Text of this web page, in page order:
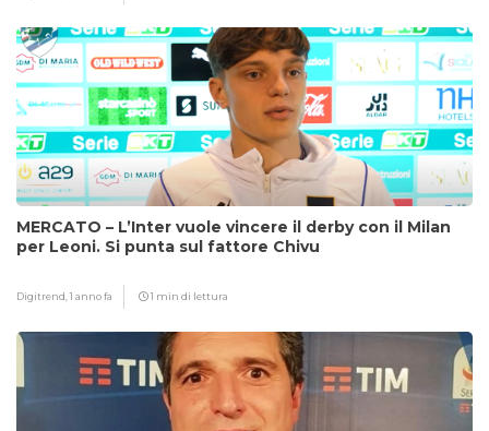
MERCATO – L’Inter vuole vincere il derby con il Milan
per Leoni. Si punta sul fattore Chivu
Digitrend,1 anno fa 1 min di lettura